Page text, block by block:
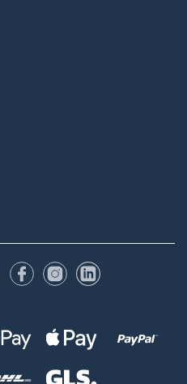
FacebookuInstagramu
LinkedIn